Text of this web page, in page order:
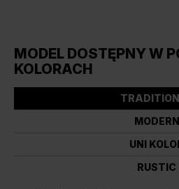
MODEL DOSTĘPNY W
KOLORACH
MODERN
UNI
RUSTIC